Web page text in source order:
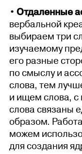
• Отдаленные
вербальной
выбираем три
изучаемому
его разные
по смыслу и
слова, тем
и ищем слова,
слова связаны
образом.
можем
для создания